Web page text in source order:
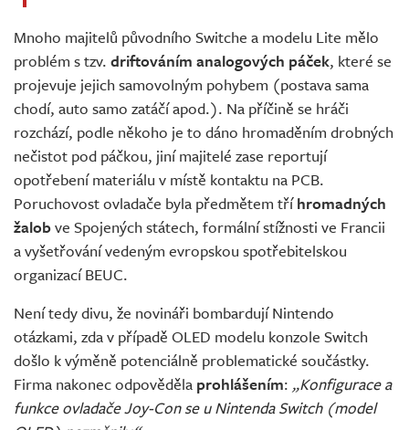
Mnoho majitelů původního Switche a modelu Lite mělo
problém s tzv. driftováním analogových páček, které se
projevuje jejich samovolným pohybem (postava sama
chodí, auto samo zatáčí apod.). Na příčině se hráči
rozchází, podle někoho je to dáno hromaděním drobných
nečistot pod páčkou, jiní majitelé zase reportují
opotřebení materiálu v místě kontaktu na PCB.
Poruchovost ovladače byla předmětem tříhromadných
žalobve Spojených státech, formální stížnosti ve Francii
a vyšetřování vedeným evropskou spotřebitelskou
organizací BEUC.
Není tedy divu, že novináři bombardují Nintendo
otázkami, zda v případě OLED modelu konzole Switch
došlo k výměně potenciálně problematické součástky.
Firma nakonec odpověděla prohlášením: „Konfigurace a
funkce ovladače Joy-Con se u Nintenda Switch (model